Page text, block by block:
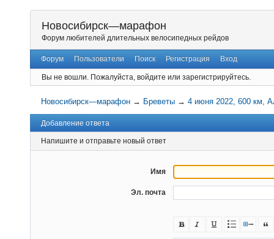
Новосибирск—марафон
Форум любителей длительных велосипедных рейдов
Форум Пользователи Поиск Регистрация Вход
Вы не вошли. Пожалуйста, войдите или зарегистрируйтесь.
Новосибирск—марафон → Бреветы →4 июня 2022, 600 км,
Добавление ответа
Напишите и отправьте новый ответ
Имя
Эл. почта